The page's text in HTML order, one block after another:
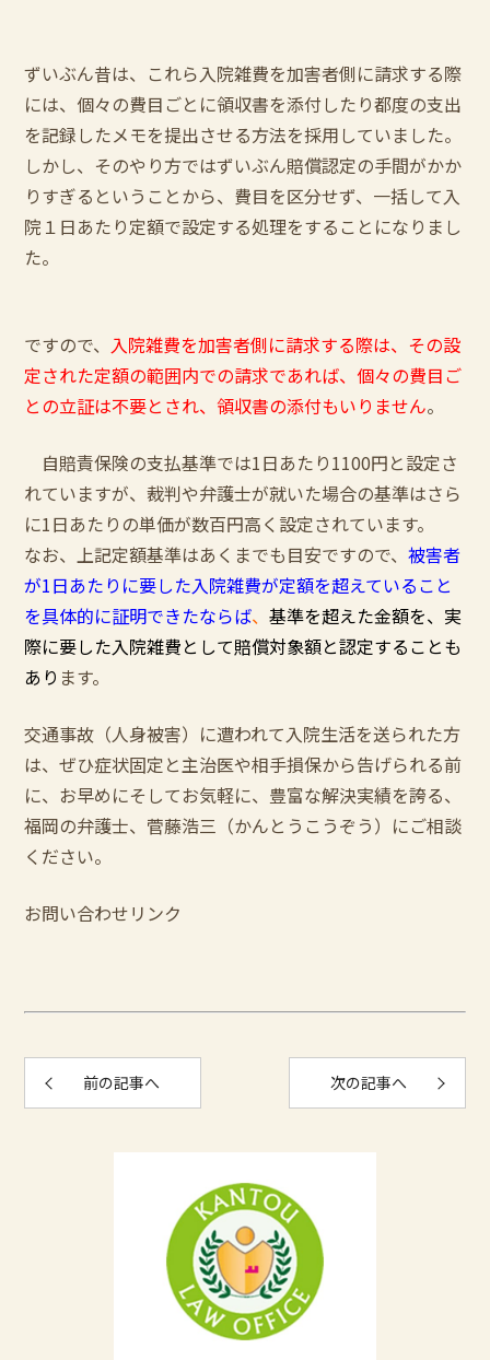
ずいぶん昔は、これら入院雑費を加害者側に請求する際
には、個々の費目ごとに領収書を添付したり都度の支出
を記録したメモを提出させる方法を採用していました。
しかし、そのやり方ではずいぶん賠償認定の手間がかか
りすぎるということから、費目を区分せず、一括して入
院１日あたり定額で設定する処理をすることになりまし
た。
ですので、 入院雑費を加害者側に請求する際は、その設
定された定額の範囲内での請求であれば、個々の費目ご
との立証は不要とされ、領収書の添付もいりません。
自賠責保険の支払基準では1日あたり1100円と設定さ
れていますが、裁判や弁護士が就いた場合の基準はさら
に1日あたりの単価が数百円高く設定されています。
なお、上記定額基準はあくまでも目安ですので、被害者
が1日あたりに要した入院雑費が定額を超えていること
を具体的に証明できたならば、基準を超えた金額を、 実
際に要した入院雑費として賠償対象額と認定することも
あり ます。
交通事故（人身被害）に遭われて入院生活を送られた方
は、ぜひ症状固定と主治医や相手損保から告げられる前
に、お早めにそしてお気軽に、豊富な解決実績を誇る、
福岡の弁護士、菅藤浩三（かんとうこうぞう）にご相談
ください。
お問い合わせリンク
前の記事へ 次の記事へ